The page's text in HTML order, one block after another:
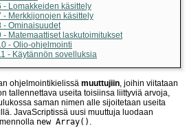
- Lomakkeiden käsittely
- Merkkijonojen käsittely
- Ominaisuudet
- Matemaattiset laskutoimitukset
- Olio-ohjelmointi
- Käytännön sovelluksia
ohjelmointikielissä muuttujiin, joihin viitataan
tallennettava useita toisiinsa liittyviä arvoja,
saman nimen alle sijoitetaan useita
JavaScriptissä uusi muuttuja luodaan
new Array() .